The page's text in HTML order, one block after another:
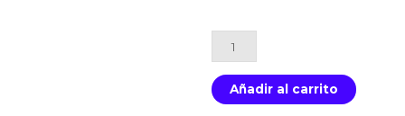
Nutrex
Research
creatina
micronizada
Añadir al carrito